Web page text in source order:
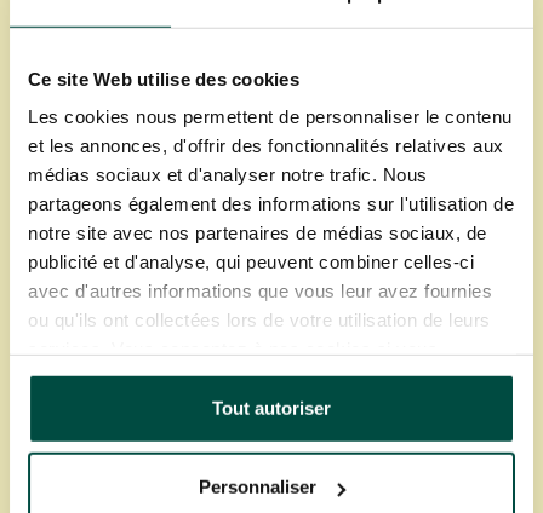
Ce site Web utilise des cookies
Les cookies nous permettent de personnaliser le contenu
et les annonces, d'offrir des fonctionnalités relatives aux
médias sociaux et d'analyser notre trafic. Nous
partageons également des informations sur l'utilisation de
notre site avec nos partenaires de médias sociaux, de
publicité et d'analyse, qui peuvent combiner celles-ci
avec d'autres informations que vous leur avez fournies
ou qu'ils ont collectées lors de votre utilisation de leurs
continuez à utiliser notre site Web.
Tout autoriser
Personnaliser
qui sont chargés d’accompagner leurs
collègues dans la prise en main des appareils
et solutions numériques.
Dans le premier degré, on parle d’un
enseignant référent pour les usages du
numérique, ou eRUN. Celui-ci exerce plusieurs
missions, comme :
l’accompagnement des enseignants, des
la formation des enseignants aux usages du
numérique